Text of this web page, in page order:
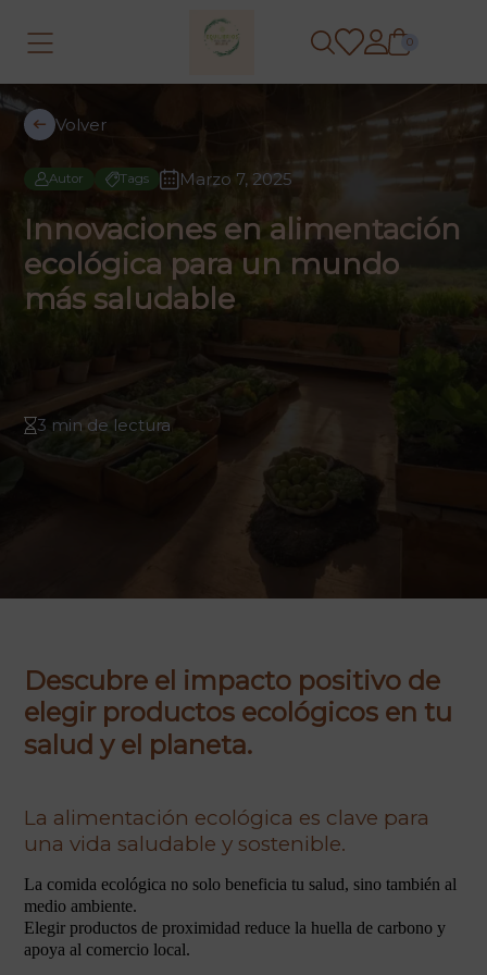
0
Volver
Autor Tags Marzo 7, 2025
Innovaciones en alimentación
ecológica para un mundo
más saludable
3 min de lectura
Descubre el impacto positivo de
elegir productos ecológicos en tu
salud y el planeta.
La alimentación ecológica es clave para
una vida saludable y sostenible.
La comida ecológica no solo beneficia tu salud, sino también al
medio ambiente.
Elegir productos de proximidad reduce la huella de carbono y
apoya al comercio local.